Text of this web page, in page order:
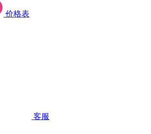
价格表
客服